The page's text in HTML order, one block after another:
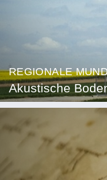
REGIONALE
Akustische